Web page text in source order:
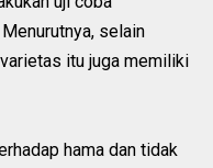
selain
itu juga memiliki
hama dan tidak